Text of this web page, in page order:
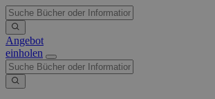
Angebot
einholen